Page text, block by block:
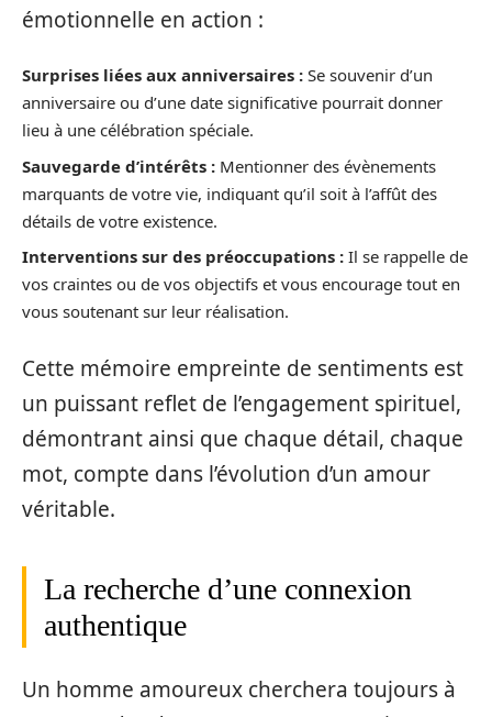
émotionnelle en action :
Surprises liées aux anniversaires : Se souvenir d’un
anniversaire ou d’une date significative pourrait donner
lieu à une célébration spéciale.
Sauvegarde d’intérêts : Mentionner des évènements
marquants de votre vie, indiquant qu’il soit à l’affût des
détails de votre existence.
Interventions sur des préoccupations : Il se rappelle de
vos craintes ou de vos objectifs et vous encourage tout en
vous soutenant sur leur réalisation.
Cette mémoire empreinte de sentiments est
un puissant reflet de l’engagement spirituel,
démontrant ainsi que chaque détail, chaque
mot, compte dans l’évolution d’un amour
véritable.
La recherche d’une connexion
authentique
Un homme amoureux cherchera toujours à